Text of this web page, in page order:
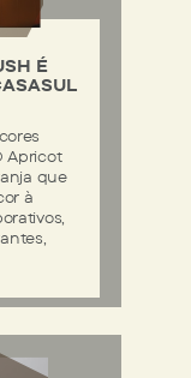
É
Apricot
que
à